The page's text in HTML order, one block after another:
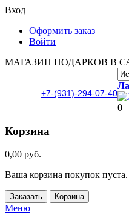
Вход
Оформить заказ
Войти
МАГАЗИН ПОДАРКОВ В
+7-(931)-294-07-40
0
Корзина
0,00 руб.
Ваша корзина покупок пуста.
Заказать Корзина
Меню